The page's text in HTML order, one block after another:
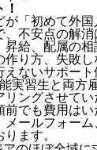
が 「初めて外
不安点の解
昇給、配属の
作り方、失敗
えないサポート
実習生と両方
ングさせて
でも費用はい
メールフォー
ます。